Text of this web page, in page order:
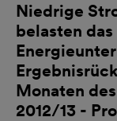
Niedrige
belasten
Monaten
2012/13 -